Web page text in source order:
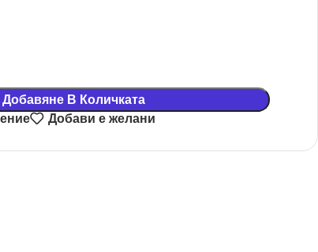
Добавяне В Количката
Добави е желани